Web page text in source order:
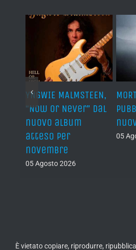
YNGWIE MALMSTEEN,
“Now Or Never” dal
nuovo album
atteso per
novembre
05 Agosto 2026
05
È vietato copiare, riprodurre,